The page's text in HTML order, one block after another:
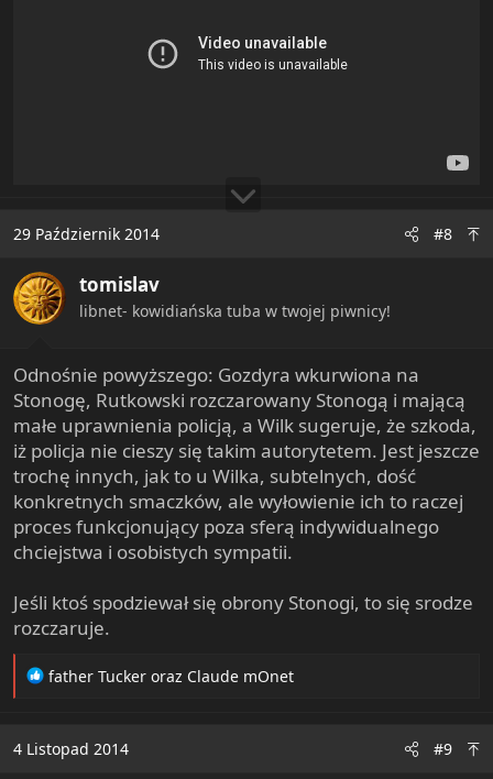
29 Październik 2014 #8
tomislav
libnet- kowidiańska tuba w twojej piwnicy!
Odnośnie powyższego: Gozdyra wkurwiona na
Stonogę, Rutkowski rozczarowany Stonogą i mającą
małe uprawnienia policją, a Wilk sugeruje, że szkoda,
iż policja nie cieszy się takim autorytetem. Jest jeszcze
trochę innych, jak to u Wilka, subtelnych, dość
konkretnych smaczków, ale wyłowienie ich to raczej
proces funkcjonujący poza sferą indywidualnego
chciejstwa i osobistych sympatii.
Jeśli ktoś spodziewał się obrony Stonogi, to się srodze
rozczaruje.
R
t
father Tucker oraz Claude mOnet
4 Listopad 2014 #9